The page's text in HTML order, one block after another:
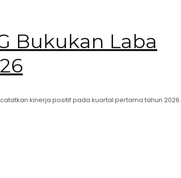
Bukukan Laba
kinerja positif pada kuartal pertama tahun 2026.